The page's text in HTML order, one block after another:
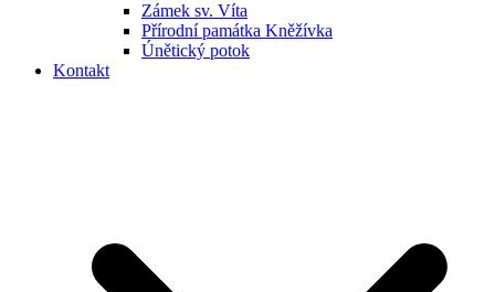
Zámek sv. Víta
Přírodní památka Kněžívka
Únětický potok
Kontakt